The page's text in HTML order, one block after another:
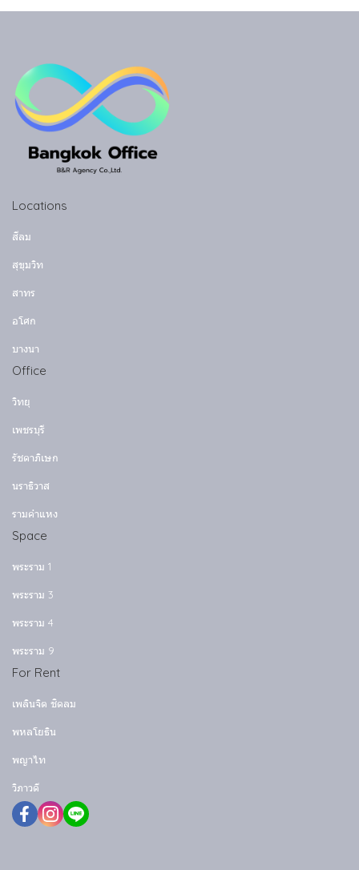
Locations
สีลม
สุขุมวิท
สาทร
อโศก
บางนา
Office
วิทยุ
เพชรบุรี
รัชดาภิเษก
นราธิวาส
รามคำแหง
Space
พระราม 1
พระราม 3
พระราม 4
พระราม 9
For Rent
เพลินจิต ชิดลม
พหลโยธิน
พญาไท
วิภาวดี